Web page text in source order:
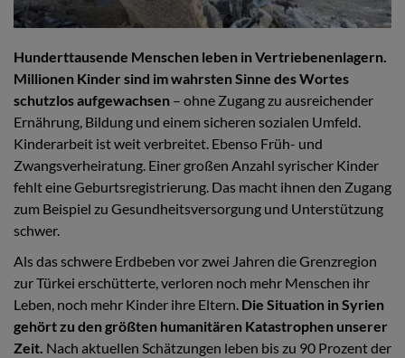
Hunderttausende Menschen leben in Vertriebenenlagern.
Millionen Kinder sind im wahrsten Sinne des Wortes
schutzlos aufgewachsen – ohne Zugang zu ausreichender
Ernährung, Bildung und einem sicheren sozialen Umfeld.
Kinderarbeit ist weit verbreitet. Ebenso Früh- und
Zwangsverheiratung. Einer großen Anzahl syrischer Kinder
fehlt eine Geburtsregistrierung. Das macht ihnen den Zugang
zum Beispiel zu Gesundheitsversorgung und Unterstützung
schwer.
Als das schwere Erdbeben vor zwei Jahren die Grenzregion
zur Türkei erschütterte, verloren noch mehr Menschen ihr
Leben, noch mehr Kinder ihre Eltern. Die Situation in Syrien
gehört zu den größten humanitären Katastrophen unserer
Zeit. Nach aktuellen Schätzungen leben bis zu 90 Prozent der